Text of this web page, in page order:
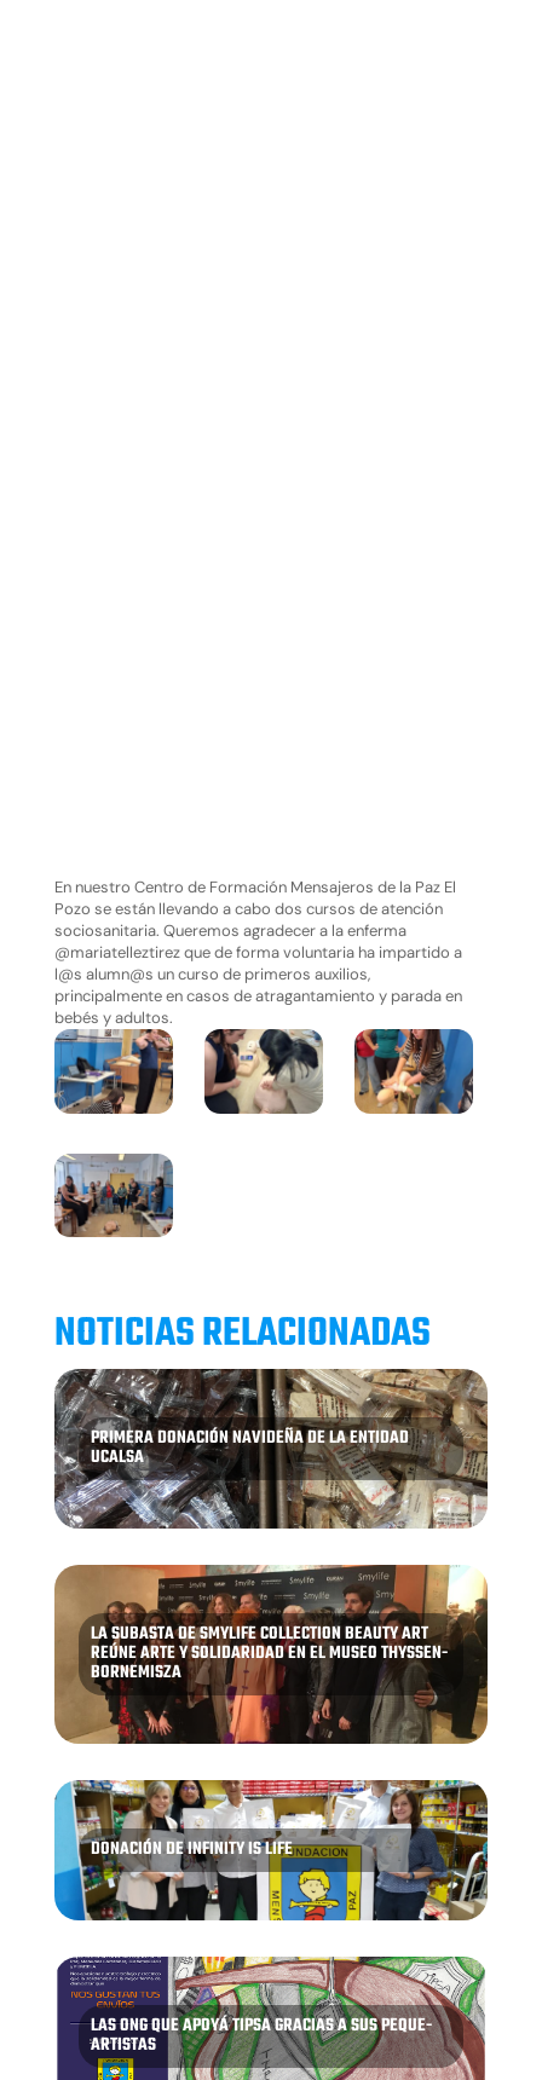
En nuestro Centro de Formación Mensajeros de la Paz El
Pozo se están llevando a cabo dos cursos de atención
sociosanitaria. Queremos agradecer a la enferma
@mariatelleztirez que de forma voluntaria ha impartido a
l@s alumn@s un curso de primeros auxilios,
principalmente en casos de atragantamiento y parada en
bebés y adultos.
NOTICIAS RELACIONADAS
PRIMERA DONACIÓN NAVIDEÑA DE LA ENTIDAD
UCALSA
LA SUBASTA DE SMYLIFE COLLECTION BEAUTY ART
REÚNE ARTE Y SOLIDARIDAD EN EL MUSEO THYSSEN-
BORNEMISZA
DONACIÓN DE INFINITY IS LIFE
LAS ONG QUE APOYÁ TIPSA GRACIAS A SUS PEQUE-
ARTISTAS